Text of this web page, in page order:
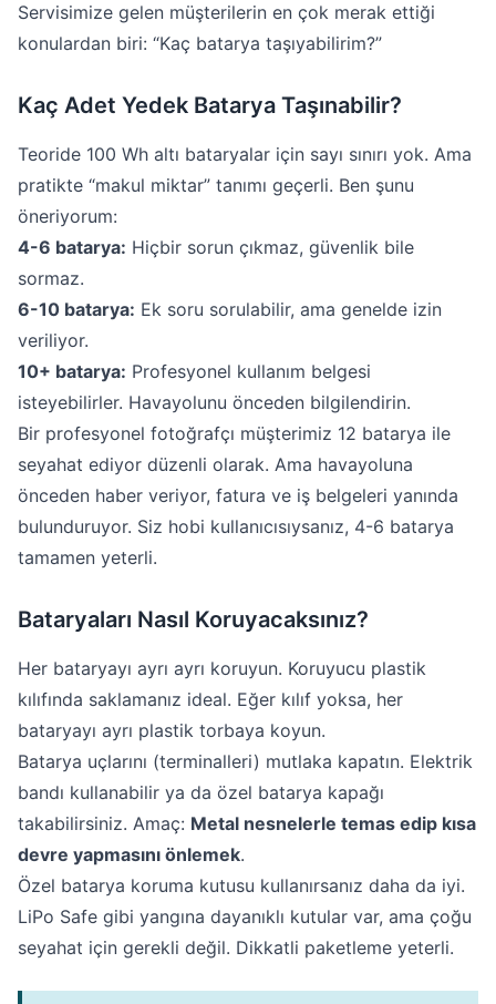
Servisimize gelen müşterilerin en çok merak ettiği
konulardan biri: “Kaç batarya taşıyabilirim?”
Kaç Adet Yedek Batarya Taşınabilir?
Teoride 100 Wh altı bataryalar için sayı sınırı yok. Ama
pratikte “makul miktar” tanımı geçerli. Ben şunu
öneriyorum:
4-6 batarya: Hiçbir sorun çıkmaz, güvenlik bile
sormaz.
6-10 batarya: Ek soru sorulabilir, ama genelde izin
veriliyor.
10+ batarya: Profesyonel kullanım belgesi
isteyebilirler. Havayolunu önceden bilgilendirin.
Bir profesyonel fotoğrafçı müşterimiz 12 batarya ile
seyahat ediyor düzenli olarak. Ama havayoluna
önceden haber veriyor, fatura ve iş belgeleri yanında
bulunduruyor. Siz hobi kullanıcısıysanız, 4-6 batarya
tamamen yeterli.
Bataryaları Nasıl Koruyacaksınız?
Her bataryayı ayrı ayrı koruyun. Koruyucu plastik
kılıfında saklamanız ideal. Eğer kılıf yoksa, her
bataryayı ayrı plastik torbaya koyun.
Batarya uçlarını (terminalleri) mutlaka kapatın. Elektrik
bandı kullanabilir ya da özel batarya kapağı
takabilirsiniz. Amaç: Metal nesnelerle temas edip kısa
devre yapmasını önlemek.
Özel batarya koruma kutusu kullanırsanız daha da iyi.
LiPo Safe gibi yangına dayanıklı kutular var, ama çoğu
seyahat için gerekli değil. Dikkatli paketleme yeterli.